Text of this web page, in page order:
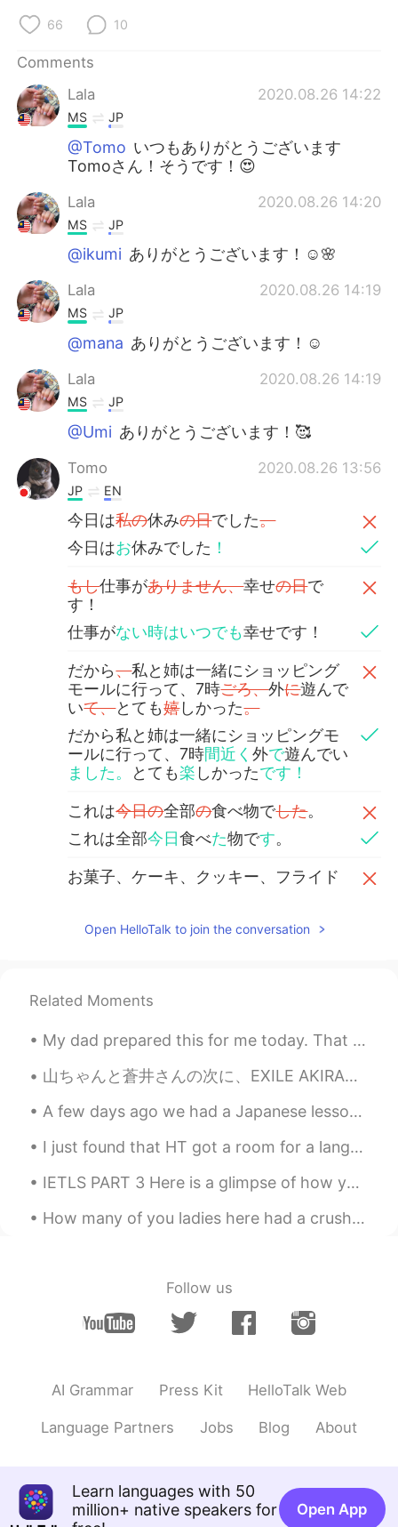
66 10
Comments
Lala
2020.08.26 14:22
MS JP
@Tomo いつもありがとうございます
Tomoさん！そうです！😍
Lala 2020.08.26 14:20
MS JP
@ikumi ありがとうございます！☺️🌸
Lala 2020.08.26 14:19
MS JP
@mana ありがとうございます！☺️
Lala 2020.08.26 14:19
MS JP
@Umi ありがとうございます！🥰
Tomo 2020.08.26 13:56
JP EN
今日は私の休みの日でした。
今日はお休みでした ！
もし仕事がありません、幸せの日で
す！
仕事がない時はいつでも幸せです！
だから、私と姉は一緒にショッピング
モールに行って、7時ごろ、外に遊んで
いて、とても嬉しかった。
だから私と姉は一緒にショッピングモ
ールに行って、7時間近く外で遊んでい
ました。
とても楽 しかったです！
これは今日の全部の食べ物でした。
これは全部今日食べた物です。
お菓子、ケーキ、クッキー、フライド
お菓子、ケーキ、クッキー、フライド
ポテトなど
を食べ
たので、今日は例外で
たので、今日は例外です。
彼氏に食べ物について言った時、彼は
「いっぱい
あるでした
ね。
「いっぱいだ ね。
なんか、 食べるときたくさんあること
か食べてい
今はお腹が痛くて、
できると 全然分からないです。
今はお腹が痛くて、
熟睡できるかどう
でも、今夜は雨が強く降っていて、ち
で、よく寝ることができ
ると思いま
ょっと寒くなっていい感じ
ので、よ
く眠れると思います。
Open HelloTalk to join the conversation
Related Moments
My dad prepared this for me today. That is so sweet. I love my dad so much. Thanks dad! ❤️ 私のお父さ...
山ちゃんと蒼井さんの次に、EXILE AKIRAさんと林志玲が結婚され、そろそろ自分も結婚を考えるべきかと思ったが、まずは相手ですね。 はい、頑張ります。😅 First it was Yama...
A few days ago we had a Japanese lesson session with our very amazing Japanese sensei kaho-san! ...
I just found that HT got a room for a language exchange in a specific time but anyway currently i...
IETLS PART 3 Here is a glimpse of how you could answer part 3 of the ielts exam 😊 why do some...
How many of you ladies here had a crush on Howl when you were younger? He looks like a really coo...
Follow us
AI Grammar Press Kit HelloTalk Web
Language Partners Jobs Blog About
Learn languages with 50
million+ native speakers for
Open App